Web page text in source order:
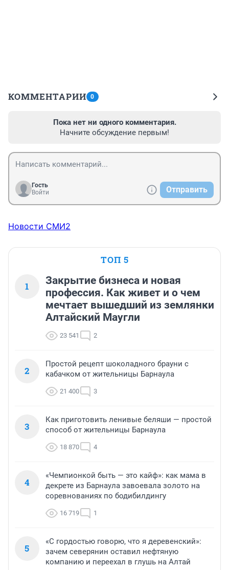
КОММЕНТАРИИ 0
Пока нет ни одного комментария.
Начните обсуждение первым!
Гость
Войти
Отправить
Новости СМИ2
ТОП 5
1
Закрытие бизнеса и новая
профессия. Как живет и о чем
мечтает вышедший из землянки
Алтайский Маугли
23 541 2
2
Простой рецепт шоколадного брауни с
кабачком от жительницы Барнаула
21 400 3
3
Как приготовить ленивые беляши — простой
способ от жительницы Барнаула
18 870 4
4
«Чемпионкой быть — это кайф»: как мама в
декрете из Барнаула завоевала золото на
соревнованиях по бодибилдингу
16 719 1
5
«С гордостью говорю, что я деревенский»:
зачем северянин оставил нефтяную
компанию и переехал в глушь на Алтай